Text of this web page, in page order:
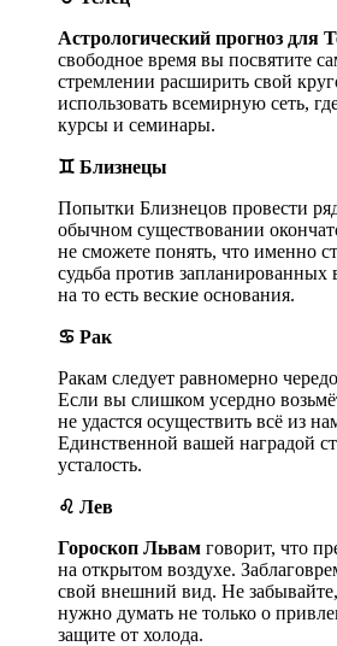
Астрологический прогноз для
свободное время вы посвятите
стремлении расширить свой
использовать всемирную сеть,
курсы и семинары.
♊ Близнецы
Попытки Близнецов провести
обычном существовании
не сможете понять, что именно
судьба против запланированных
на то есть веские основания.
♋ Рак
Ракам следует равномерно
Если вы слишком усердно
не удастся осуществить всё из
Единственной вашей наградой
усталость.
♌ Лев
Гороскоп Львам говорит, что
на открытом воздухе.
свой внешний вид. Не
нужно думать не только о
защите от холода.